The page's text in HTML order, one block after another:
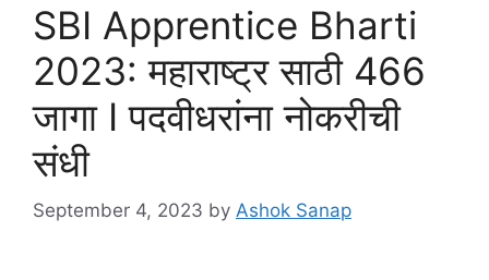
SBI Apprentice Bharti
2023: महाराष्ट्र साठी 466
जागा I पदवीधरांना नोकरीची
संधी
September 4, 2023 by Ashok Sanap